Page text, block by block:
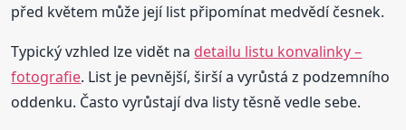
před květem může její list připomínat medvědí česnek.
Typický vzhled lze vidět na detailu listu konvalinky –
fotografie. List je pevnější, širší a vyrůstá z podzemního
oddenku. Často vyrůstají dva listy těsně vedle sebe.